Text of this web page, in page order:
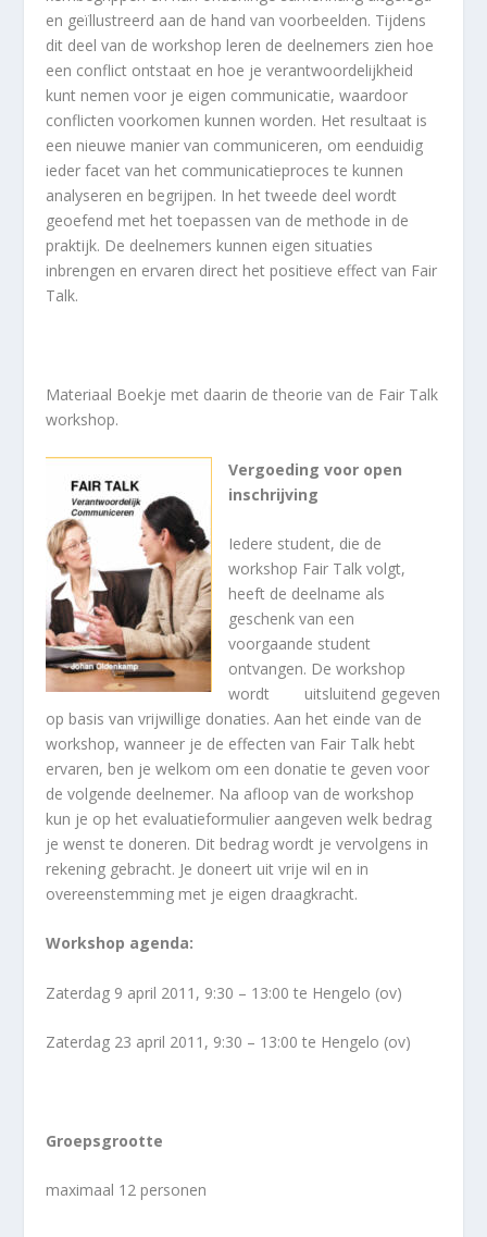
en geïllustreerd aan de hand van voorbeelden. Tijdens
dit deel van de workshop leren de deelnemers zien hoe
een conflict ontstaat en hoe je verantwoordelijkheid
kunt nemen voor je eigen communicatie, waardoor
conflicten voorkomen kunnen worden. Het resultaat is
een nieuwe manier van communiceren, om eenduidig
ieder facet van het communicatieproces te kunnen
analyseren en begrijpen. In het tweede deel wordt
geoefend met het toepassen van de methode in de
praktijk. De deelnemers kunnen eigen situaties
inbrengen en ervaren direct het positieve effect van Fair
Talk.
Materiaal Boekje met daarin de theorie van de Fair Talk
workshop.
Vergoeding voor open
inschrijving
Iedere student, die de
workshop Fair Talk volgt,
heeft de deelname als
geschenk van een
voorgaande student
ontvangen. De workshop
wordt uitsluitend gegeven
op basis van vrijwillige donaties. Aan het einde van de
workshop, wanneer je de effecten van Fair Talk hebt
ervaren, ben je welkom om een donatie te geven voor
de volgende deelnemer. Na afloop van de workshop
kun je op het evaluatieformulier aangeven welk bedrag
je wenst te doneren. Dit bedrag wordt je vervolgens in
rekening gebracht. Je doneert uit vrije wil en in
overeenstemming met je eigen draagkracht.
Workshop agenda:
Zaterdag 9 april 2011, 9:30 – 13:00 te Hengelo (ov)
Zaterdag 23 april 2011, 9:30 – 13:00 te Hengelo (ov)
Groepsgrootte
maximaal 12 personen